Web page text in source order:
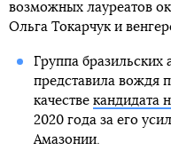
возможных лауреатов
Ольга Токарчук и
Группа бразильских
представила вождя
качестве кандидата
2020 года за его
Амазонии.